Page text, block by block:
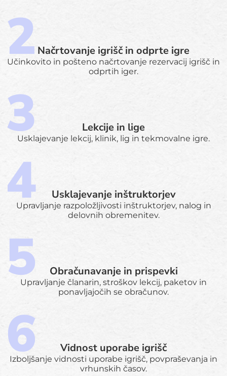
Načrtovanje igrišč in odprte igre
Učinkovito in pošteno načrtovanje rezervacij igrišč in
odprtih iger.
Lekcije in lige
Usklajevanje lekcij, klinik, lig in tekmovalne igre.
Usklajevanje inštruktorjev
Upravljanje razpoložljivosti inštruktorjev, nalog in
delovnih obremenitev.
Obračunavanje in prispevki
Upravljanje članarin, stroškov lekcij, paketov in
ponavljajočih se obračunov.
Vidnost uporabe igrišč
Izboljšanje vidnosti uporabe igrišč, povpraševanja in
vrhunskih časov.